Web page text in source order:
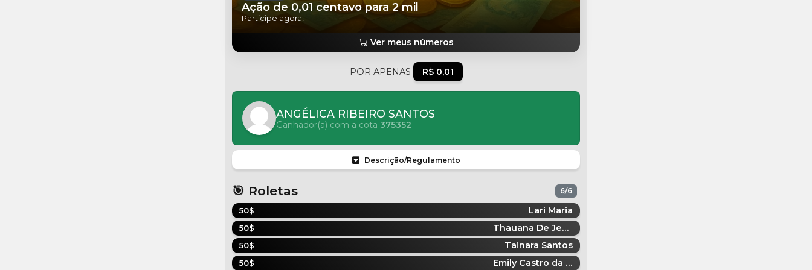
Ação de 0,01 centavo para 2 mil
Participe agora!
Ver meus números
POR APENAS R$ 0,01
ANGÉLICA RIBEIRO SANTOS
Ganhador(a) com a cota 375352
Descrição/Regulamento
🎯 Roletas 6/6
50$ Lari Maria
50$ Thauana De Jesus rosas
50$ Tainara Santos
50$ Emily Castro da Silva